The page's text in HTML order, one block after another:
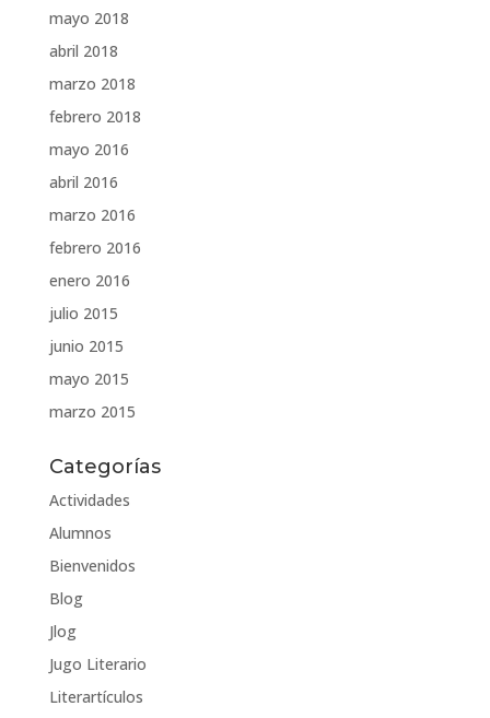
mayo 2018
abril 2018
marzo 2018
febrero 2018
mayo 2016
abril 2016
marzo 2016
febrero 2016
enero 2016
julio 2015
junio 2015
mayo 2015
marzo 2015
Categorías
Actividades
Alumnos
Bienvenidos
Blog
Jlog
Jugo Literario
Literartículos